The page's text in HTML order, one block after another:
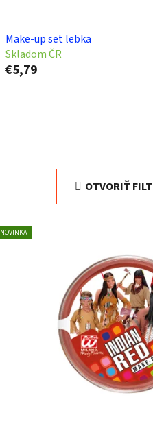
Make-up set lebka
Skladom ČR
€5,79
OTVORIŤ
NOVINKA